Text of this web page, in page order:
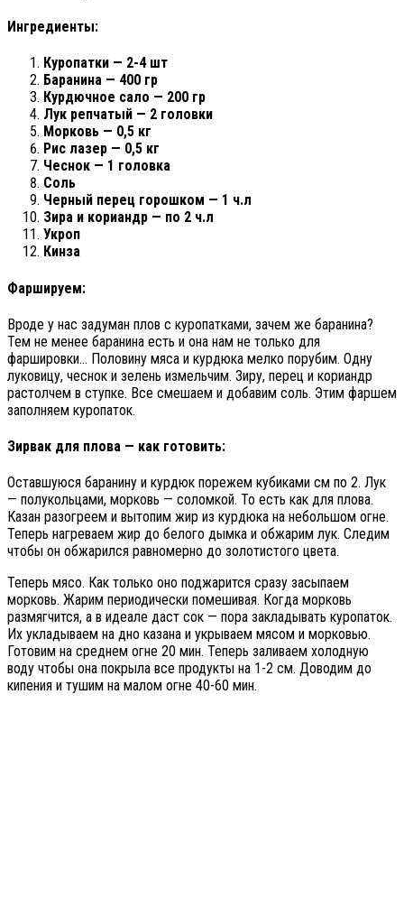
Ингредиенты:
Куропатки — 2-4 шт
Баранина — 400 гр
Курдючное сало — 200 гр
Лук репчатый — 2 головки
Морковь — 0,5 кг
Рис лазер — 0,5 кг
Чеснок — 1 головка
Соль
Черный перец горошком — 1 ч.л
Зира и кориандр — по 2 ч.л
Укроп
Кинза
Фаршируем:
Вроде у нас задуман плов с куропатками, зачем же баранина?
Тем не менее баранина есть и она нам не только для
фаршировки… Половину мяса и курдюка мелко порубим. Одну
луковицу, чеснок и зелень измельчим. Зиру, перец и кориандр
растолчем в ступке. Все смешаем и добавим соль. Этим фаршем
заполняем куропаток.
Зирвак для плова — как готовить:
Оставшуюся баранину и курдюк порежем кубиками см по 2. Лук
— полукольцами, морковь — соломкой. То есть как для плова.
Казан разогреем и вытопим жир из курдюка на небольшом огне.
Теперь нагреваем жир до белого дымка и обжарим лук. Следим
чтобы он обжарился равномерно до золотистого цвета.
Теперь мясо. Как только оно поджарится сразу засыпаем
морковь. Жарим периодически помешивая. Когда морковь
размягчится, а в идеале даст сок — пора закладывать куропаток.
Их укладываем на дно казана и укрываем мясом и морковью.
Готовим на среднем огне 20 мин. Теперь заливаем холодную
воду чтобы она покрыла все продукты на 1-2 см. Доводим до
кипения и тушим на малом огне 40-60 мин.